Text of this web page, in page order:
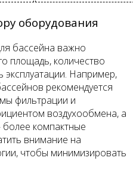
оборудования
бассейна важно
площадь, количество
эксплуатации. Например,
рекомендуется
фильтрации и
воздухообмена, а
компактные
внимание на
чтобы минимизировать